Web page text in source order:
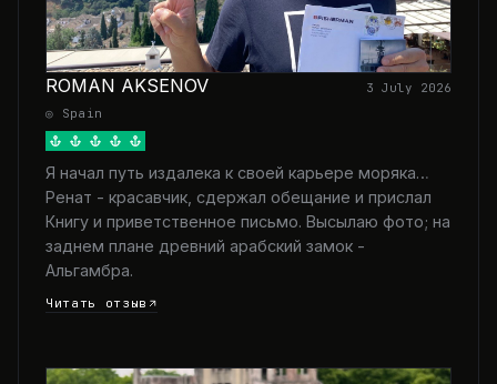
ROMAN AKSENOV
3 July 2026
◎ Spain
Я начал путь издалека к своей карьере моряка…
Ренат - красавчик, сдержал обещание и прислал
Книгу и приветственное письмо. Высылаю фото; на
заднем плане древний арабский замок -
Альгамбра.
Читать отзыв